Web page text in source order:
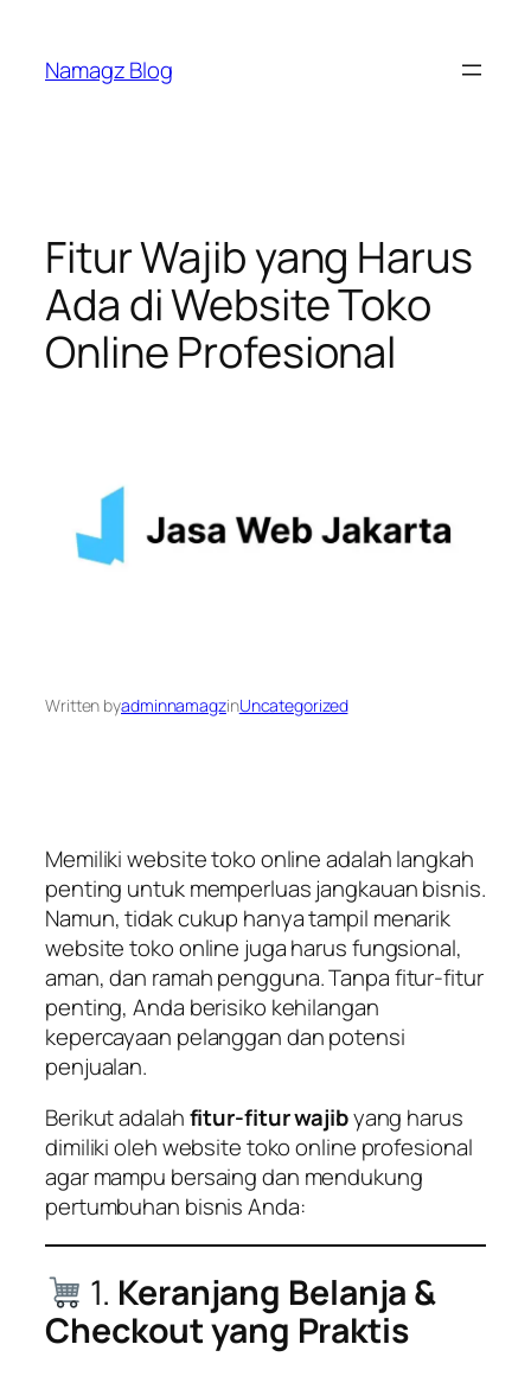
content
Namagz Blog
Fitur Wajib yang Harus
Ada di Website Toko
Online Profesional
Written byadminnamagzinUncategorized
Memiliki website toko online adalah langkah
penting untuk memperluas jangkauan bisnis.
Namun, tidak cukup hanya tampil menarik
website toko online juga harus fungsional,
aman, dan ramah pengguna. Tanpa fitur-fitur
penting, Anda berisiko kehilangan
kepercayaan pelanggan dan potensi
penjualan.
Berikut adalahfitur-fitur wajibyang harus
dimiliki oleh website toko online profesional
agar mampu bersaing dan mendukung
pertumbuhan bisnis Anda:
1. Keranjang Belanja &
Checkout yang Praktis